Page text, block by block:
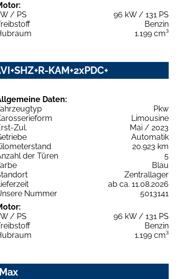
/ PS
96 kW / 131 PS
Benzin
1.199 cm³
KAM+2xPDC+
Daten:
Pkw
Limousine
Zul.
Mai / 2023
Automatik
20.923 km
der Türen
5
Blau
Zentrallager
ab ca. 11.08.2026
Nummer
5013141
/ PS
96 kW / 131 PS
Benzin
1.199 cm³